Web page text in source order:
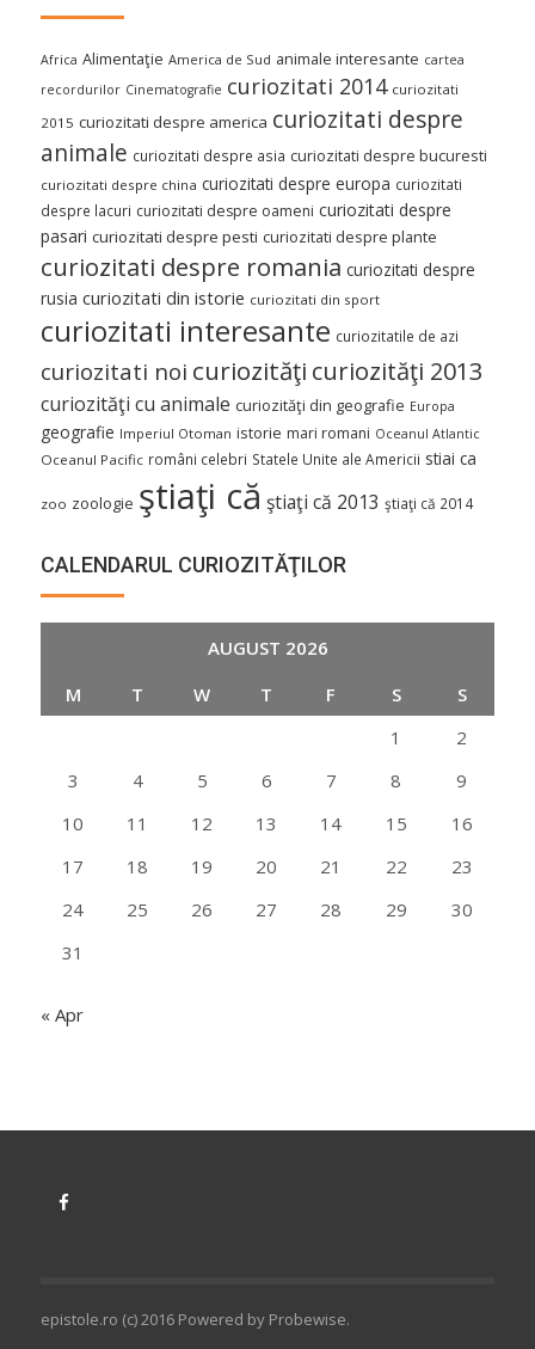
Africa Alimentaţie America de Sud animale interesante cartea
recordurilor Cinematografie curiozitati 2014 curiozitati
2015 curiozitati despre america curiozitati despre
animale curiozitati despre asia curiozitati despre bucuresti
curiozitati despre china curiozitati despre europa curiozitati
despre lacuri curiozitati despre oameni curiozitati despre
pasari curiozitati despre pesti curiozitati despre plante
curiozitati despre romania curiozitati despre
rusia curiozitati din istorie curiozitati din sport
curiozitati interesante curiozitatile de azi
curiozitati noi curiozităţi curiozităţi 2013
curiozităţi cu animale curiozităţi din geografie Europa
geografie Imperiul Otoman istorie mari romani Oceanul Atlantic
Oceanul Pacific români celebri Statele Unite ale Americii stiai ca
zoo zoologie ştiaţi că ştiaţi că 2013 ştiaţi că 2014
CALENDARUL CURIOZITĂŢILOR
AUGUST 2026
M
T W T F S
S
1
2
3
4 5 6 7 8
9
10
11 12 13 14 15
16
17
18 19 20 21 22
23
24
25 26 27 28 29
30
31
« Apr
epistole.ro (c) 2016 Powered by Probewise.